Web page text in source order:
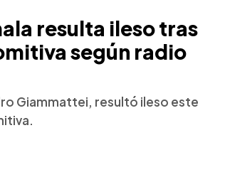
resulta ileso tras
según radio
Giammattei, resultó ileso este